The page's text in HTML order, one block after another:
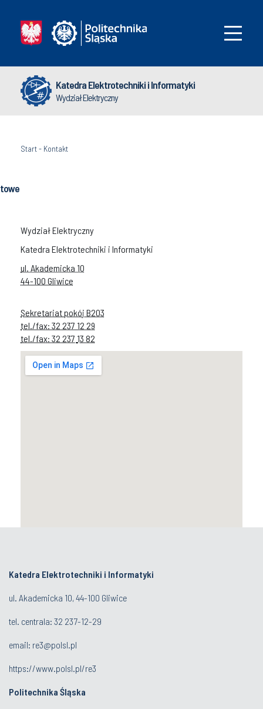
Katedra Elektrotechniki i Informatyki
Wydział Elektryczny
Start- Kontakt
Wydział Elektryczny
Katedra Elektrotechniki i Informatyki
ul. Akademicka 10
44-100 Gliwice
Sekretariat pokój B203
tel./fax: 32 237 12 29
tel./fax: 32 237 13 82
Katedra Elektrotechniki i Informatyki
ul. Akademicka 10, 44-100 Gliwice
tel. centrala: 32 237-12-29
email: re3@polsl.pl
https://www.polsl.pl/re3
Politechnika Śląska